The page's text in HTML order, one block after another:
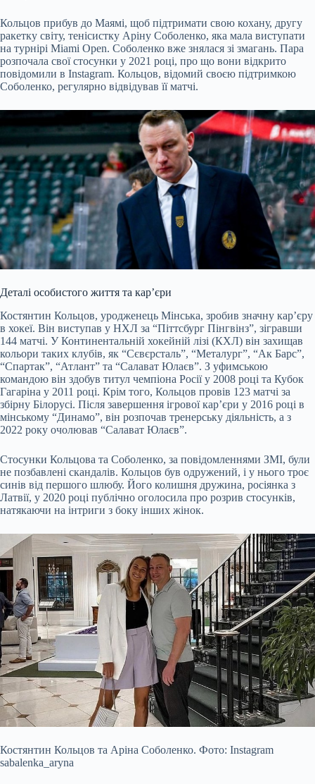
Кольцов прибув до Маямі, щоб підтримати свою кохану, другу
ракетку світу, тенісистку Аріну Соболенко, яка мала виступати
на турнірі Miami Open. Соболенко вже знялася зі змагань. Пара
розпочала свої стосунки у 2021 році, про що вони відкрито
повідомили в Instagram. Кольцов, відомий своєю підтримкою
Соболенко, регулярно відвідував її матчі.
Деталі особистого життя та кар’єри
Костянтин Кольцов, уродженець Мінська, зробив значну кар’єру
в хокеї. Він виступав у НХЛ за “Піттсбург Пінгвінз”, зігравши
144 матчі. У Континентальній хокейній лізі (КХЛ) він захищав
кольори таких клубів, як “Сєвєрсталь”, “Металург”, “Ак Барс”,
“Спартак”, “Атлант” та “Салават Юлаєв”. З уфимською
командою він здобув титул чемпіона Росії у 2008 році та Кубок
Гагаріна у 2011 році. Крім того, Кольцов провів 123 матчі за
збірну Білорусі. Після завершення ігрової кар’єри у 2016 році в
мінському “Динамо”, він розпочав тренерську діяльність, а з
2022 року очолював “Салават Юлаєв”.
Стосунки Кольцова та Соболенко, за повідомленнями ЗМІ, були
не позбавлені скандалів. Кольцов був одружений, і у нього троє
синів від першого шлюбу. Його колишня дружина, росіянка з
Латвії, у 2020 році публічно оголосила про розрив стосунків,
натякаючи на інтриги з боку інших жінок.
Костянтин Кольцов та Аріна Соболенко. Фото: Instagram
sabalenka_aryna